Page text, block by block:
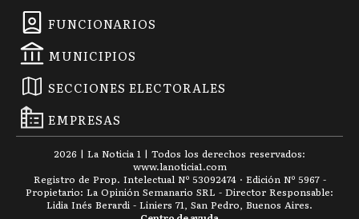
FUNCIONARIOS
MUNICIPIOS
SECCIONES ELECTORALES
EMPRESAS
2026 | La Noticia 1 | Todos los derechos reservados:
www.lanoticia1.com
Registro de Prop. Intelectual Nº 53092474 · Edición Nº 5967 -
Propietario: La Opinión Semanario SRL - Director Responsable:
Lidia Inés Berardi - Liniers 71, San Pedro, Buenos Aires.